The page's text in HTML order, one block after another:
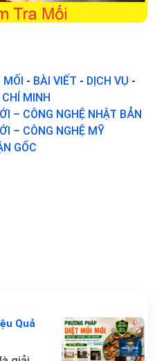
MỐI - BÀI VIẾT - DỊCH VỤ -
MINH
– CÔNG NGHỆ NHẬT BẢN
– CÔNG NGHỆ MỸ
GỐC
Quả